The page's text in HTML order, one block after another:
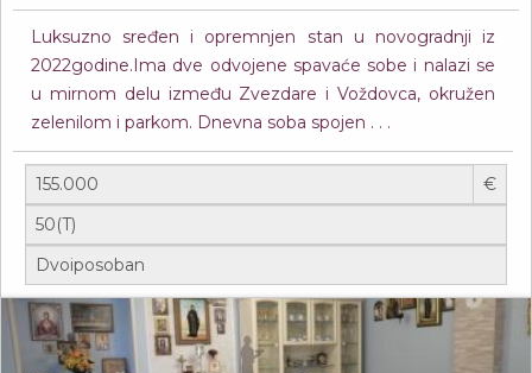
Luksuzno sređen i opremnjen stan u novogradnji iz
2022godine.Ima dve odvojene spavaće sobe i nalazi se
u mirnom delu između Zvezdare i Voždovca, okružen
zelenilom i parkom. Dnevna soba spojen . . .
€